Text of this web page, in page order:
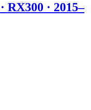
RX300 · 2015–